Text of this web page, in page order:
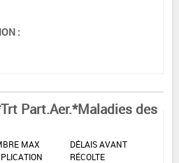
:
Part.Aer.*Maladies des
MAX
DÉLAIS AVANT
RÉCOLTE